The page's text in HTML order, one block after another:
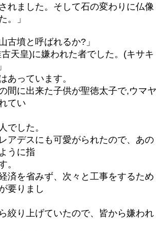
れました。そして石の変わりに仏像
。」
古墳と呼ばれるか?」
古天皇)に嫌われた者でした。(キサキ
あっています。
間に出来た子供が聖徳太子で,ウマヤ
てい
でした。
アデスにも可愛がられたので、あの
うに指
。
済を省みず、次々と工事をするため
要りまし
絞り上げていたので、皆から嫌われ